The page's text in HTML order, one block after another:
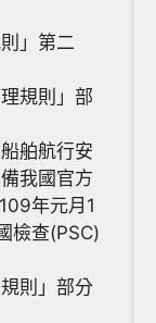
」第二
規則」部
舶航行安
我國官方
年元月1
檢查(PSC)
則」部分